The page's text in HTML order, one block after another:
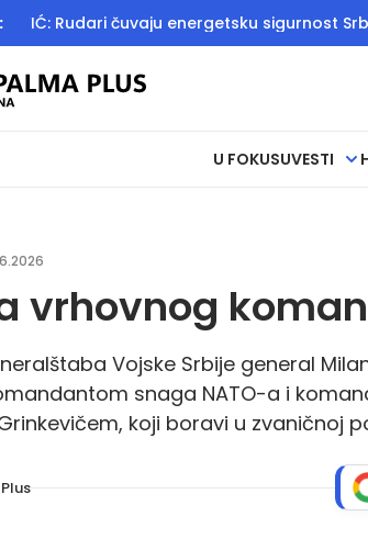
čuvaju energetsku sigurnost Srbije
U FOKUSUVESTI
vrhovnog
Vojske Srbije general
snaga NATO-a i
koji boravi u zvaničnoj